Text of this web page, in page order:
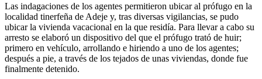
Las indagaciones de los agentes permitieron ubicar al prófugo en la
localidad tinerfeña de Adeje y, tras diversas vigilancias, se pudo
ubicar la vivienda vacacional en la que residía. Para llevar a cabo su
arresto se elaboró un dispositivo del que el prófugo trató de huir;
primero en vehículo, arrollando e hiriendo a uno de los agentes;
después a pie, a través de los tejados de unas viviendas, donde fue
finalmente detenido.